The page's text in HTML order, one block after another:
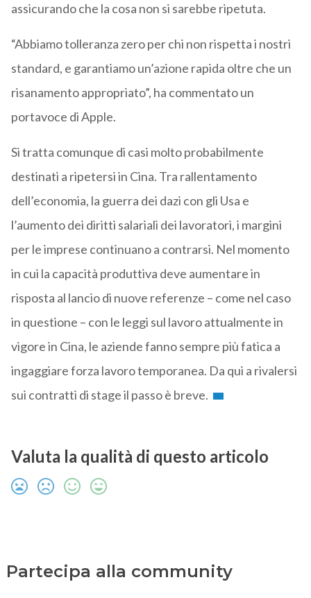
assicurando che la cosa non si sarebbe ripetuta.
“Abbiamo tolleranza zero per chi non rispetta i nostri
standard, e garantiamo un’azione rapida oltre che un
risanamento appropriato”, ha commentato un
portavoce di Apple.
Si tratta comunque di casi molto probabilmente
destinati a ripetersi in Cina. Tra rallentamento
dell’economia, la guerra dei dazi con gli Usa e
l’aumento dei diritti salariali dei lavoratori, i margini
per le imprese continuano a contrarsi. Nel momento
in cui la capacità produttiva deve aumentare in
risposta al lancio di nuove referenze – come nel caso
in questione – con le leggi sul lavoro attualmente in
vigore in Cina, le aziende fanno sempre più fatica a
ingaggiare forza lavoro temporanea. Da qui a rivalersi
sui contratti di stage il passo è breve.
Valuta la qualità di questo articolo
Partecipa alla community